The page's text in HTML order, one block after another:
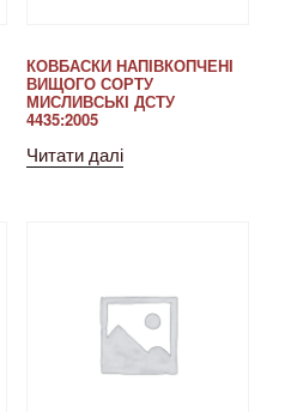
КОВБАСКИ НАПІВКОПЧЕНІ
ВИЩОГО СОРТУ
МИСЛИВСЬКІ ДСТУ
4435:2005
Читати далі